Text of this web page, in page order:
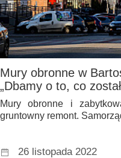
Mury obronne w
„Dbamy o to, co
Mury obronne i
gruntowny remont.
26 listopada 2022